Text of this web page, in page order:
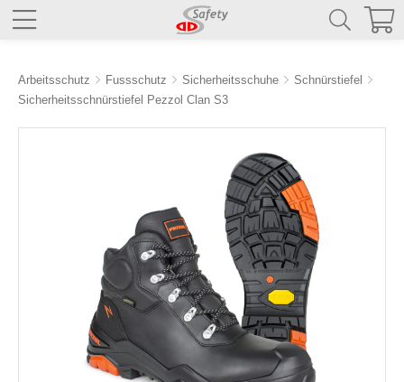
Arbeitsschutz Fussschutz Sicherheitsschuhe
Schnürstiefel
Sicherheitsschnürstiefel Pezzol Clan S3